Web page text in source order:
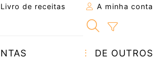
Livro de receitas A minha conta
DE OUTROS